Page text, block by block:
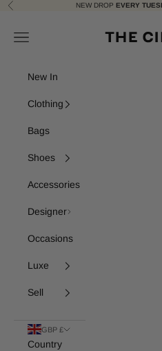
Skip to content
Previous NEW DROP EVERY
Navigation menu
New In
Clothing
Bags
Shoes
Accessories
Designer
Occasions
Luxe
Sell
GBP £
Country